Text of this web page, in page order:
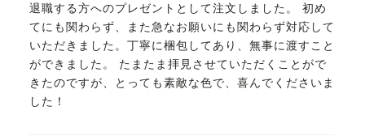
退職する方へのプレゼントとして注文しました。 初め
てにも関わらず、また急なお願いにも関わらず対応して
いただきました。丁寧に梱包してあり、無事に渡すこと
ができました。 たまたま拝見させていただくことがで
きたのですが、とっても素敵な色で、喜んでくださいま
した！